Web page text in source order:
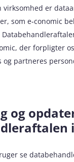
virksomhed er
som e‑conomic
der forpligter
og partneres
og
se